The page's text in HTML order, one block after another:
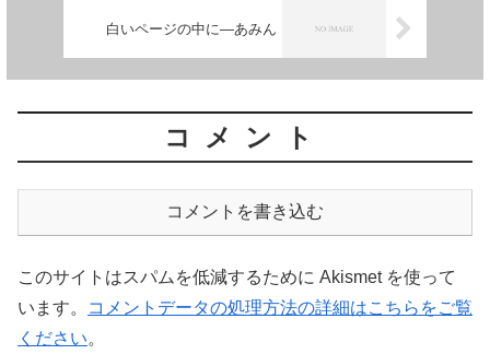
白いページの中に―あみん
コメント
コメントを書き込む
このサイトはスパムを低減するために Akismet を使って
います。
コメントデータの処理方法の詳細はこちらをご覧
ください。